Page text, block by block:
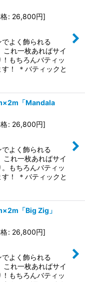
: 26,800円]
よく飾られる
これ一枚あればサイ
もちろんバティッ
！ ＊バティックと
「Mandala
: 26,800円]
よく飾られる
これ一枚あればサイ
もちろんバティッ
！ ＊バティックと
「Big Zig」
: 26,800円]
よく飾られる
これ一枚あればサイ
もちろんバティッ